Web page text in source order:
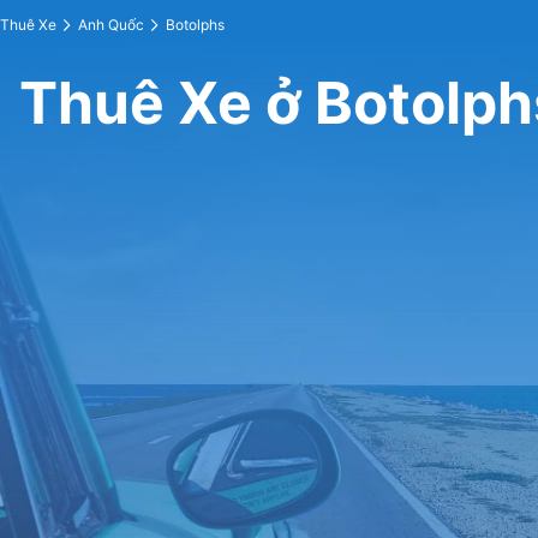
Thuê Xe Anh Quốc Botolphs
Thuê Xe ở